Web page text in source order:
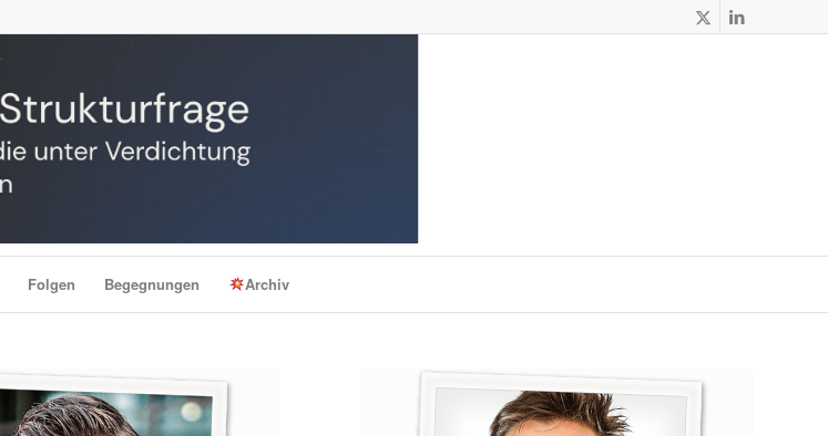
Folgen Begegnungen Archiv